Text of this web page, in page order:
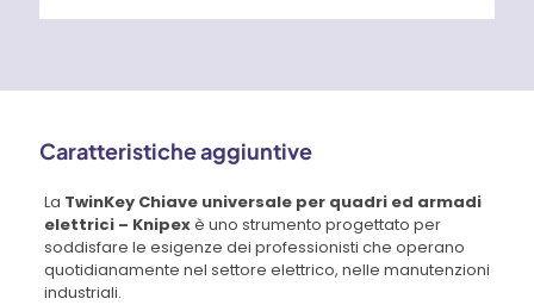
Caratteristiche aggiuntive
La TwinKey Chiave universale per quadri ed armadi
elettrici – Knipexè uno strumento progettato per
soddisfare le esigenze dei professionisti che operano
quotidianamente nel settore elettrico, nelle manutenzioni
industriali.